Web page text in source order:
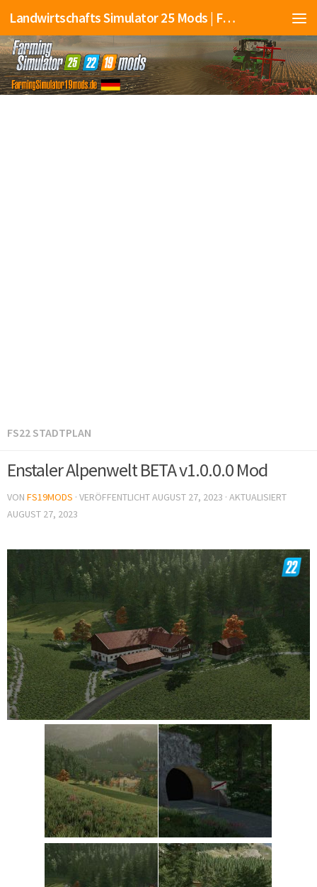
Landwirtschafts Simulator 25 Mods | Farming Simulator 25 Mods | FS25 Mods
FS22 STADTPLAN
Enstaler Alpenwelt BETA v1.0.0.0 Mod
VON FS19MODS · VERÖFFENTLICHTAUGUST 27, 2023 · AKTUALISIERT
AUGUST 27, 2023